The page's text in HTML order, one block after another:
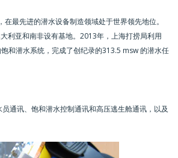
在最先进的潜水设备制造领域处于世界领先地位。
利亚和南非设有基地。2013年，上海打捞局利用
和潜水系统，完成了创纪录的313.5 msw 的潜水任
员通讯、饱和潜水控制通讯和高压逃生舱通讯，以及